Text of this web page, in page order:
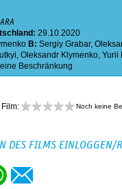
29.10.2020
B: Sergiy Grabar,
, Oleksandr Klymenko, Yurii
Beschränkung
Noch keine
DES FILMS EINLOGGEN/